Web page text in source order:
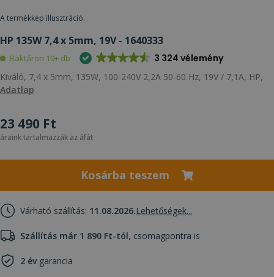
A termékkép illusztráció.
HP 135W 7,4 x 5mm, 19V - 1640333
Raktáron 10+ db 3 324 vélemény
Kiváló, 7,4 x 5mm, 135W, 100-240V 2,2A 50-60 Hz, 19V / 7,1A, HP,
Adatlap
23 490 Ft
áraink tartalmazzák az áfát
Kosárba teszem
Várható szállítás: 11.08.2026.Lehetőségek...
Szállítás már 1 890 Ft-tól, csomagpontra is
2 évgarancia